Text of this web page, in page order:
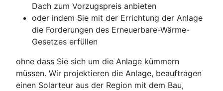
Dach zum Vorzugspreis anbieten
oder indem Sie mit der Errichtung der Anlage
die Forderungen des Erneuerbare-Wärme-
Gesetzes erfüllen
ohne dass Sie sich um die Anlage kümmern
müssen. Wir projektieren die Anlage, beauftragen
einen Solarteur aus der Region mit dem Bau,